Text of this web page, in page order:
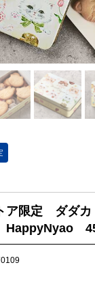
ア限定 ダダ
HappyNyao